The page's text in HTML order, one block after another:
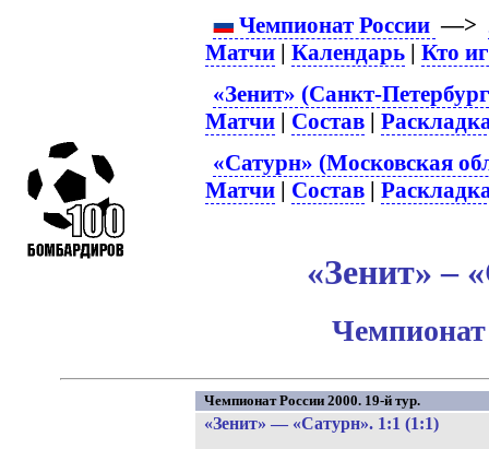
Чемпионат России —>
Матчи |Календарь |Кто
«Зенит» (Санкт-
Матчи | Состав |
«Сатурн» (Московская
Матчи | Состав |
«Зенит» –
Чемпионат
Чемпионат России 2000. 19-й тур.
«Зенит» — «Сатурн». 1:1 (1:1)